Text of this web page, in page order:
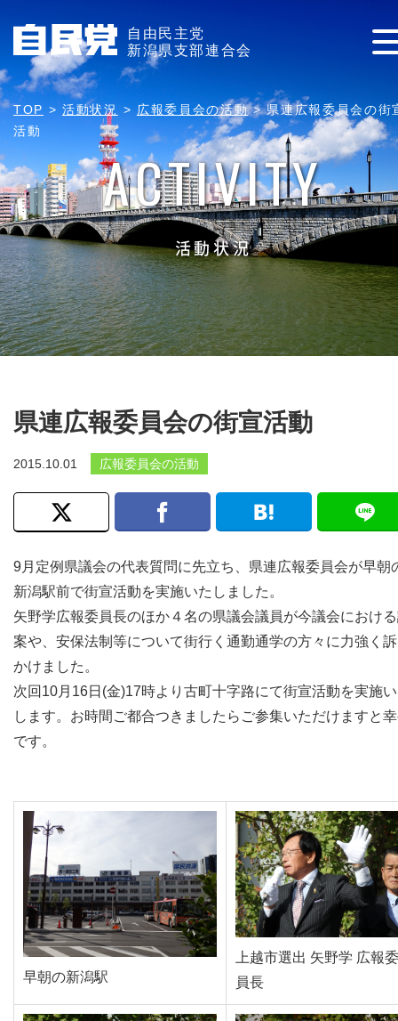
自由民主党
新潟県支部連合会
TOP >活動状況 > 広報委員会の活動>県連広報委員会の街
活動
ACTIVITY
活動状況
県連広報委員会の街宣活動
2015.10.01 広報委員会の活動
9月定例県議会の代表質問に先立ち、県連広報委員会が早朝
新潟駅前で街宣活動を実施いたしました。
矢野学広報委員長のほか４名の県議会議員が今議会におけ
案や、安保法制等について街行く通勤通学の方々に力強く
かけました。
次回10月16日(金)17時より古町十字路にて街宣活動を実施
します。お時間ご都合つきましたらご参集いただけますと
です。
早朝の新潟駅
上越市選出 矢野学 広報委
員長